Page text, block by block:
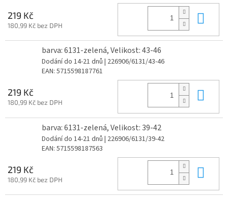
219 Kč
180,99 Kč bez DPH
barva: 6131-zelená, Velikost: 43-46
Dodání do 14-21 dnů | 226906/6131/43-46
EAN: 5715598187761
219 Kč
180,99 Kč bez DPH
barva: 6131-zelená, Velikost: 39-42
Dodání do 14-21 dnů | 226906/6131/39-42
EAN: 5715598187563
219 Kč
180,99 Kč bez DPH